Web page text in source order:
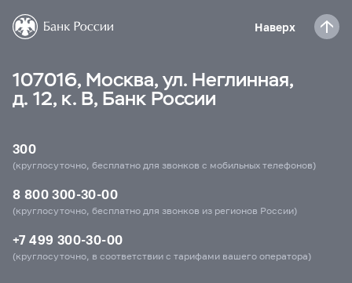
Наверх
107016, Москва, ул. Неглинная,
д. 12, к. В, Банк России
300
(круглосуточно, бесплатно для звонков с мобильных телефонов)
8 800 300-30-00
(круглосуточно, бесплатно для звонков из регионов России)
+7 499 300-30-00
(круглосуточно, в соответствии с тарифами вашего оператора)